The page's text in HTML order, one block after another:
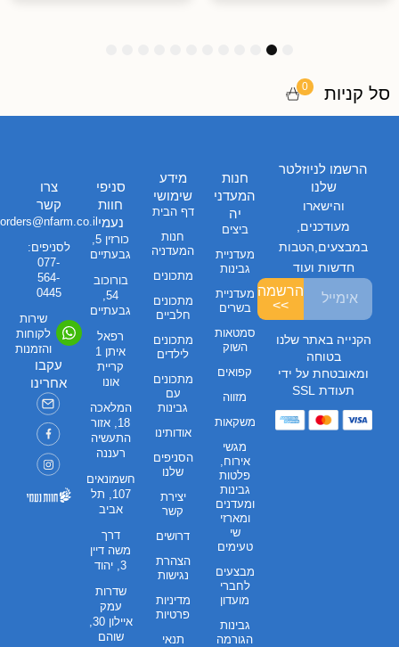
סל קניות 0
חנות
המעדני
יה
ביצים
מעדניית
גבינות
מעדניית
בשרים
סמטאות
השוק
קפואים
מזווה
משקאות
מגשי
אירוח,
פלטות
גבינות
ומעדנים
ומארזי
שי
טעימים
מבצעים
לחברי
מועדון
גבינות
הגורמה
מידע
שימושי
דף הבית
חנות
המעדניה
מתכונים
מתכונים
חלביים
מתכונים
לילדים
מתכונים
עם
גבינות
אודותינו
הסניפים
שלנו
יצירת
קשר
דרושים
הצהרת
נגישות
מדיניות
פרטיות
תנאי
סניפי
חוות
נעמי
כורזין 5,
גבעתיים
בורוכוב
54,
גבעתיים
רפאל
איתן 1
קריית
אונו
המלאכה
18, אזור
התעשיה
רעננה
חשמונאים
107, תל
אביב
דרך
משה דיין
3, יהוד
שדרות
עמק
שוהם
צרו
קשר
orders@nfarm.co.il
לסניפים:
077-
564-
0445
שירות
לקוחות
והזמנות
עקבו
אחרינו
הרשמו לניוזלטר
שלנו
והישארו
מעודכנים,
במבצעים,הטבות
חדשות ועוד
הרשמה
>>
הקנייה באתר שלנו
בטוחה
ומאובטחת על ידי
תעודת SSL